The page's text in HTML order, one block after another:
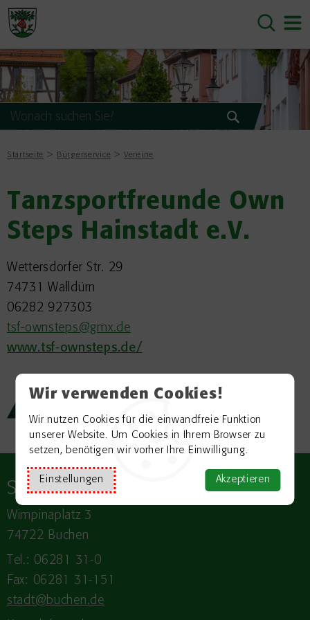
Wir verwenden Cookies!
Wir nutzen Cookies für die einwandfreie Funktion
unserer Website. Um Cookies in Ihrem Browser zu
setzen, benötigen wir vorher Ihre Einwilligung.
Einstellungen Akzeptieren
Startseite Bürgerservice Vereine
Tanzsportfreunde Own
Steps Hainstadt e.V.
Wettersdorfer Str. 29
74731 Walldürn
06282 927303
tsf-ownsteps@gmx.de
www.tsf-ownsteps.de/
Zurück zur Übersicht
StadtBUCHEN
Wimpinaplatz 3
74722 Buchen
Tel.: 06281 31-0
Fax: 06281 31-151
stadt@buchen.de